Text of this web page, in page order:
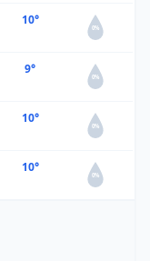
10°
0%
9°
0%
10°
0%
10°
0%